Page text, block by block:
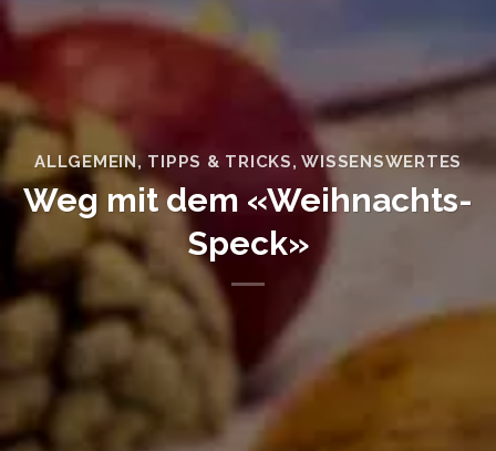
ALLGEMEIN, TIPPS & TRICKS,WISSENSWERTES
Weg mit dem «Weihnachts-
Speck»